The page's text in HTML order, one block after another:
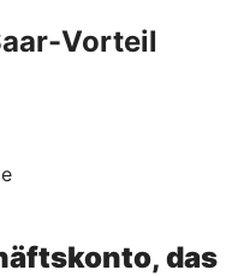
Vorteil
das